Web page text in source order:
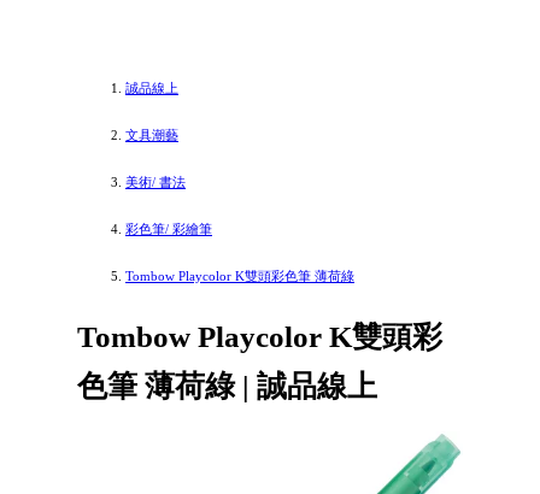
誠品線上
文具潮藝
美術/ 書法
彩色筆/ 彩繪筆
Tombow Playcolor K雙頭彩色筆 薄荷綠
Tombow Playcolor K雙頭彩
色筆 薄荷綠 | 誠品線上